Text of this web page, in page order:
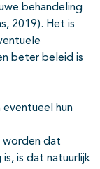
behandeling
2019). Het is
beter beleid is
hun
worden dat
is dat natuurlijk